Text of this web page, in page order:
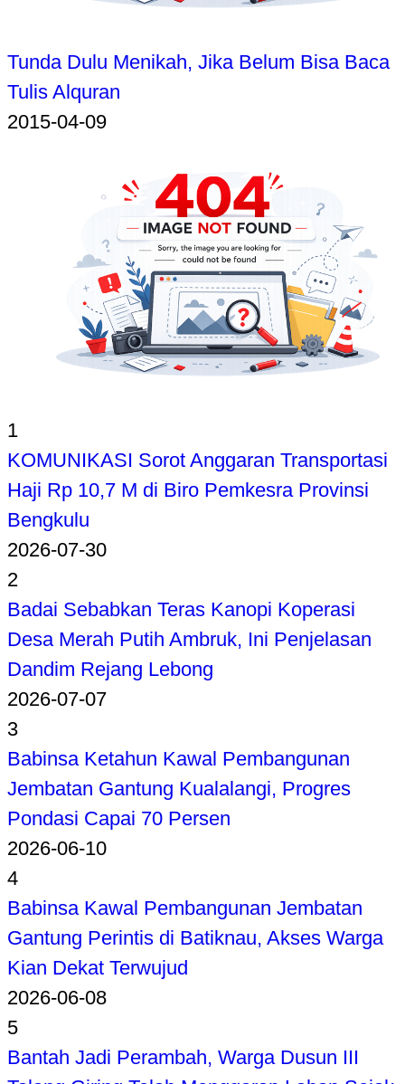
Tunda Dulu Menikah, Jika Belum Bisa Baca
Tulis Alquran
2015-04-09
1
KOMUNIKASI Sorot Anggaran Transportasi
Haji Rp 10,7 M di Biro Pemkesra Provinsi
Bengkulu
2026-07-30
2
Badai Sebabkan Teras Kanopi Koperasi
Desa Merah Putih Ambruk, Ini Penjelasan
Dandim Rejang Lebong
2026-07-07
3
Babinsa Ketahun Kawal Pembangunan
Jembatan Gantung Kualalangi, Progres
Pondasi Capai 70 Persen
2026-06-10
4
Babinsa Kawal Pembangunan Jembatan
Gantung Perintis di Batiknau, Akses Warga
Kian Dekat Terwujud
2026-06-08
5
Bantah Jadi Perambah, Warga Dusun III